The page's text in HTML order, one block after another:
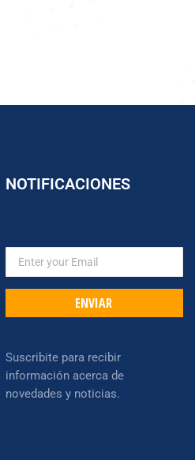
NOTIFICACIONES
ENVIAR
Suscribite para recibir
información acerca de
novedades y noticias.